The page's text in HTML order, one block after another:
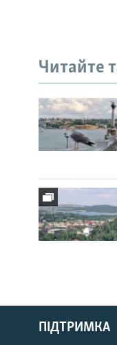
Русский
Qırımtatar
Читайте
ПІДТРИМКА